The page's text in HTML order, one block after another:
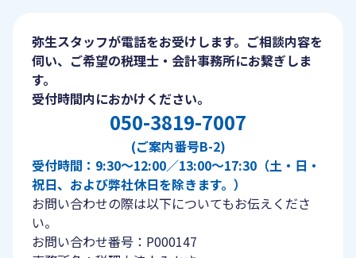
弥生スタッフが電話をお受けします。ご相談内容を
伺い、ご希望の税理士・会計事務所にお繋ぎしま
す。
受付時間内におかけください。
050-3819-7007
(ご案内番号B-2)
受付時間：9:30〜12:00／13:00〜17:30（土・日・
祝日、および弊社休日を除きます。）
お問い合わせの際は以下についてもお伝えくださ
い。
お問い合わせ番号：P000147